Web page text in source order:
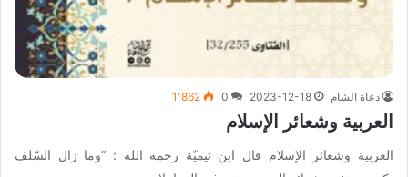
دعاة الشام 2023-12-18
0 1٬862
العربية وشعائر الإسلام
العربية وشعائر الإسلام قال ابن تيميّة رحمه الله : “وما زال السّلف